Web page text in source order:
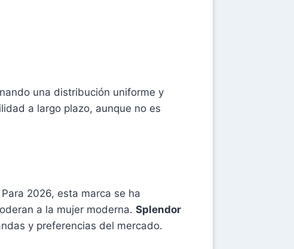
una distribución uniforme y
a largo plazo, aunque no es
2026, esta marca se ha
a la mujer moderna. Splendor
y preferencias del mercado.